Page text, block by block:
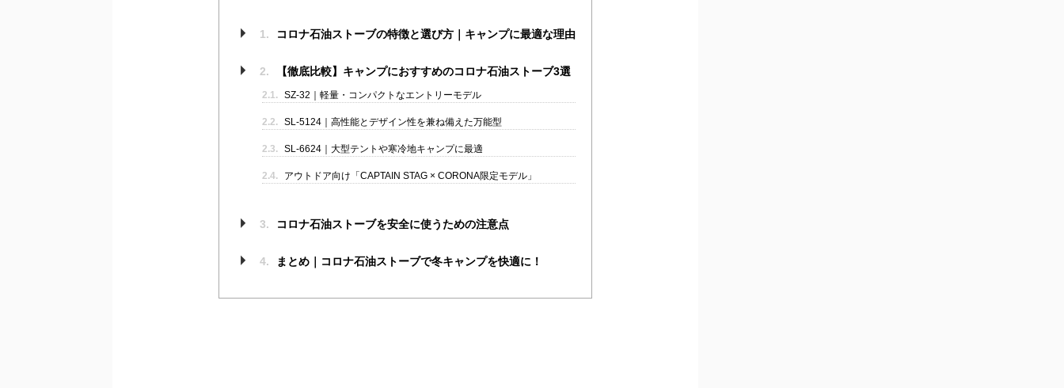
1. コロナ石油ストーブの特徴と選び方｜キャンプに最適な理由
2. 【徹底比較】キャンプにおすすめのコロナ石油ストーブ3選
2.1. SZ-32｜軽量・コンパクトなエントリーモデル
2.2. SL-5124｜高性能とデザイン性を兼ね備えた万能型
2.3. SL-6624｜大型テントや寒冷地キャンプに最適
2.4. アウトドア向け「CAPTAIN STAG × CORONA限定モデル」
3. コロナ石油ストーブを安全に使うための注意点
4. まとめ｜コロナ石油ストーブで冬キャンプを快適に！